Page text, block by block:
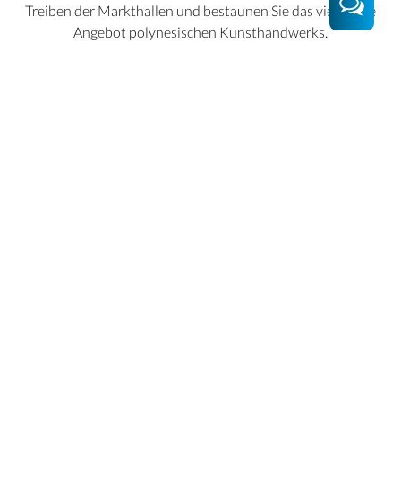
Treiben der Markthallen und bestaunen Sie das vielfältige
Angebot polynesischen Kunsthandwerks.